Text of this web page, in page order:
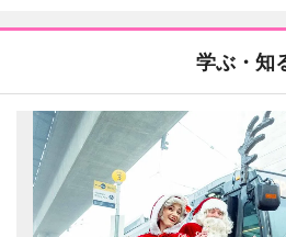
学ぶ・知